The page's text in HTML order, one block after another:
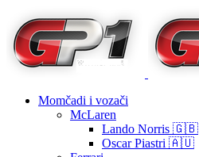
Momčadi i vozači
McLaren
Lando Norris 🇬🇧
Oscar Piastri 🇦🇺